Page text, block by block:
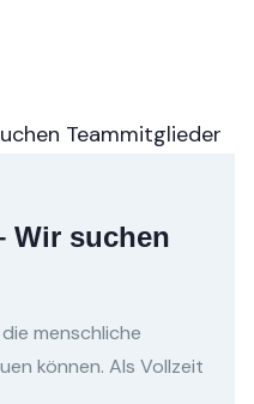
Wir suchen
menschliche
können. Als Vollzeit